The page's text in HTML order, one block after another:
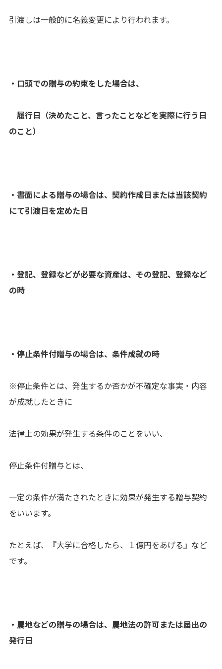
引渡しは一般的に名義変更により行われます。
・口頭での贈与の約束をした場合は、
履行日（決めたこと、言ったことなどを実際に行う日
のこと）
・書面による贈与の場合は、契約作成日または当該契約
にて引渡日を定めた日
・登記、登録などが必要な資産は、その登記、登録など
の時
・停止条件付贈与の場合は、条件成就の時
※停止条件とは、発生するか否かが不確定な事実・内容
が成就したときに
法律上の効果が発生する条件のことをいい、
停止条件付贈与とは、
一定の条件が満たされたときに効果が発生する贈与契約
をいいます。
たとえば、『大学に合格したら、１億円をあげる』など
です。
・農地などの贈与の場合は、農地法の許可または届出の
発行日